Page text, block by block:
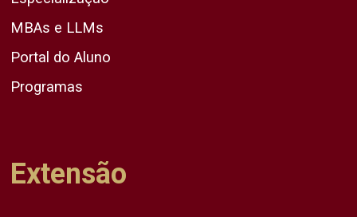
MBAs e LLMs
Portal do Aluno
Programas
Extensão